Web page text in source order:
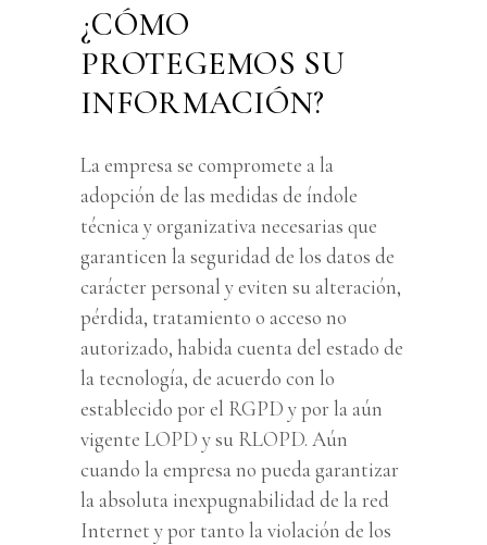
¿CÓMO
PROTEGEMOS SU
INFORMACIÓN?
La empresa se compromete a la
adopción de las medidas de índole
técnica y organizativa necesarias que
garanticen la seguridad de los datos de
carácter personal y eviten su alteración,
pérdida, tratamiento o acceso no
autorizado, habida cuenta del estado de
la tecnología, de acuerdo con lo
establecido por el RGPD y por la aún
vigente LOPD y su RLOPD. Aún
cuando la empresa no pueda garantizar
la absoluta inexpugnabilidad de la red
Internet y por tanto la violación de los